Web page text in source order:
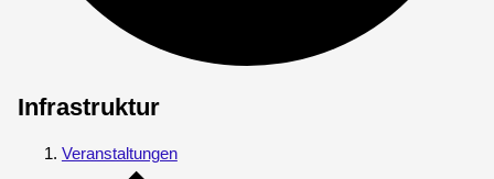
Infrastruktur
Veranstaltungen